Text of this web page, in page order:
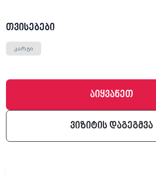
თვისებები
კარგი
აიყვანეთ
ვიზიტის დაგეგმვა